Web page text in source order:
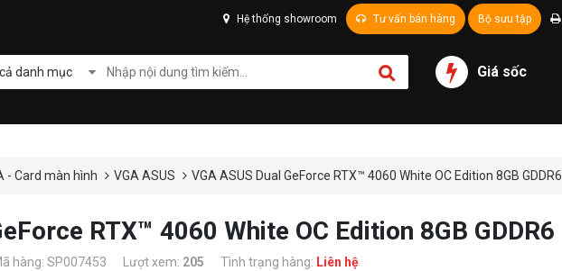
Hệ thống showroom Tư vấn bán hàng Bộ sưu tập
danh mục Giá sốc
- Card màn hình VGA ASUS VGA ASUS Dual GeForce RTX™ 4060 White OC Edition 8GB GDDR6
RTX™ 4060 White OC Edition 8GB GDDR6
hàng: SP007453 Lượt xem: 205 Tình trạng hàng: Liên hệ